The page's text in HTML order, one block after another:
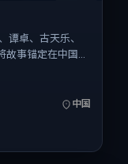
谭卓、古天乐、
事锚定在中国大
，适合喜欢强情
中国